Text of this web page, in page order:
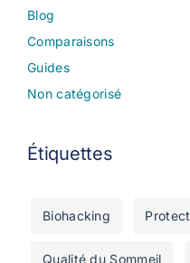
Blog
Comparaisons
Guides
Non catégorisé
Étiquettes
Biohacking
Qualité du Sommeil